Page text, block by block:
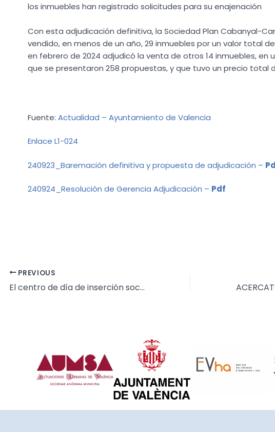
los inmuebles han registrado solicitudes para su enajenación
Con esta adjudicación definitiva, la Sociedad Plan Cabanyal-
vendido, en menos de un año, 29 inmuebles por un valor total de
en febrero de 2024 adjudicó la venta de otros 14 inmuebles, en
que se presentaron 258 propuestas, y que tuvo un precio total
Fuente: Actualidad – Ayuntamiento de Valencia
Enlace L1-024
240923_Baremación definitiva y propuesta de adjudicación –
240924_Resolución de Gerencia Adjudicación – Pdf
PREVIOUS
El centro de día de inserción sociolaboral de jóvenes Marítim amplía el horario